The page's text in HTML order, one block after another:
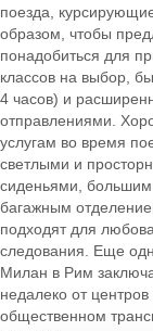
поезда,
образом, чтобы
понадобиться для
классов на выбор,
4 часов) и
отправлениями.
услугам во время
светлыми и
сиденьями, большим
багажным
подходят для
следования. Еще
Милан в Рим
недалеко от
общественном